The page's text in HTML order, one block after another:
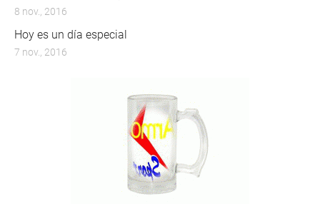
8 nov., 2016
Hoy es un día especial
7 nov., 2016